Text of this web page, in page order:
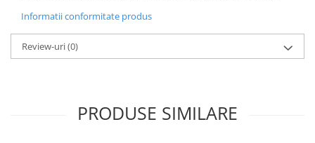
Informatii conformitate produs
Review-uri(0)
PRODUSE SIMILARE